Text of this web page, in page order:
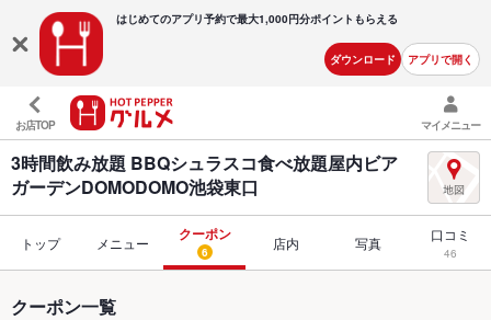
はじめてのアプリ予約で最大1,000円分ポイントもらえる
ダウンロード アプリで開く
お店TOP マイメニュー
3時間飲み放題 BBQシュラスコ食べ放題屋内ビア
ガーデンDOMODOMO池袋東口
トップ メニュー クーポン
6 店内 写真 口コミ
46
クーポン一覧